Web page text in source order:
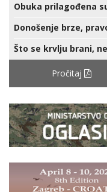
Obuka prilagođena
Donošenje brze,
Što se krvlju brani,
Pročitaj